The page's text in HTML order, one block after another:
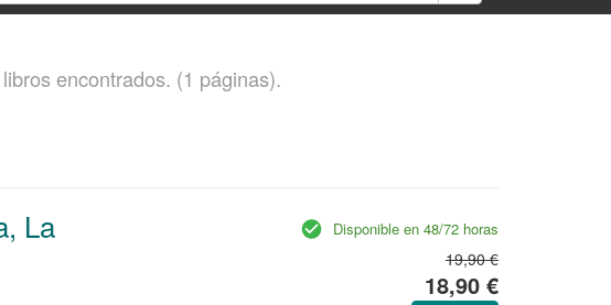
libros encontrados. (1 páginas).
La Disponible en 48/72 horas
19,90 €
18,90 €